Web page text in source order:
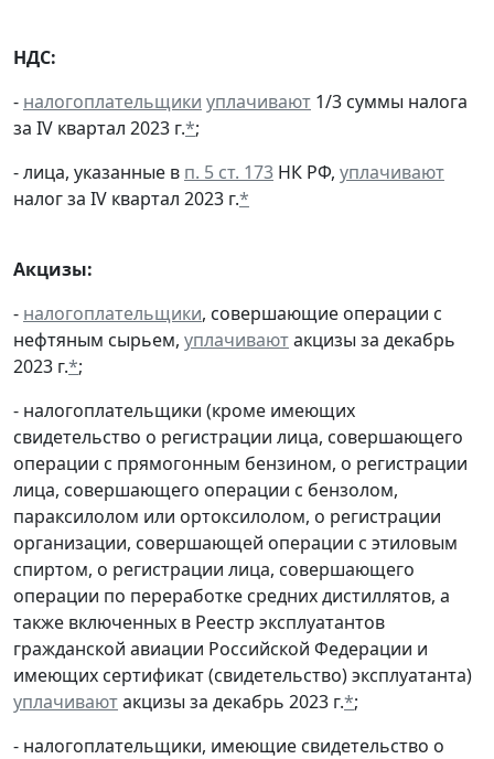
НДС:
- налогоплательщики уплачивают 1/3 суммы налога
за IV квартал 2023 г.*;
- лица, указанные в п. 5 ст. 173 НК РФ, уплачивают
налог за IV квартал 2023 г.*
Акцизы:
- налогоплательщики, совершающие операции с
нефтяным сырьем, уплачиваютакцизы за декабрь
2023 г.*;
- налогоплательщики (кроме имеющих
свидетельство о регистрации лица, совершающего
операции с прямогонным бензином, о регистрации
лица, совершающего операции с бензолом,
параксилолом или ортоксилолом, о регистрации
организации, совершающей операции с этиловым
спиртом, о регистрации лица, совершающего
операции по переработке средних дистиллятов, а
также включенных в Реестр эксплуатантов
гражданской авиации Российской Федерации и
имеющих сертификат (свидетельство) эксплуатанта)
уплачиваютакцизы за декабрь 2023 г.*;
- налогоплательщики, имеющие свидетельство о